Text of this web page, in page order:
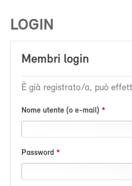
LOGIN
Membri login
È già registrato/a, può
Nome utente (o e-mail)
Password